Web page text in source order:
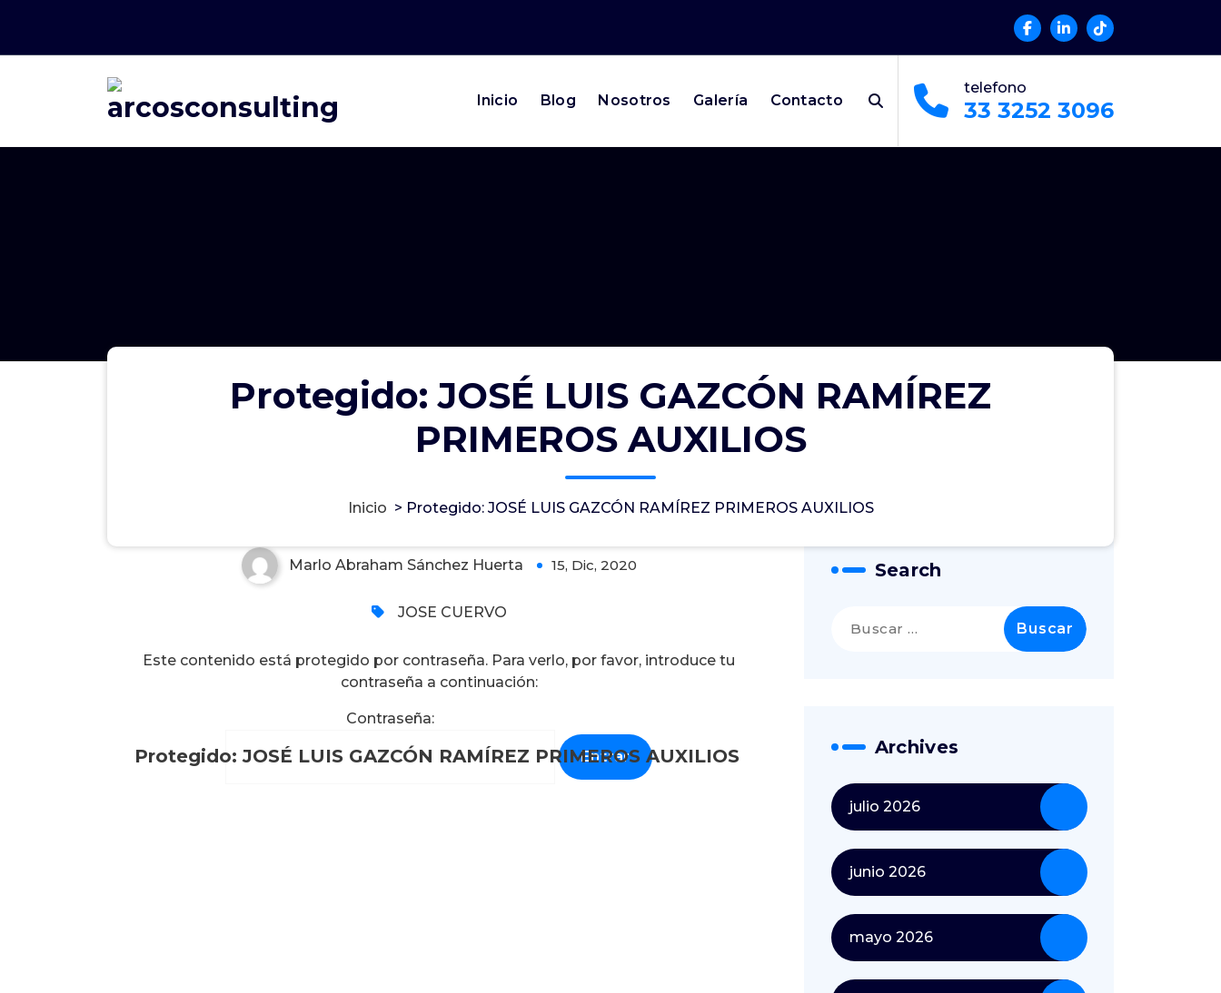
Inicio Blog Nosotros Galería Contacto
telefono
33 3252 3096
Protegido: JOSÉ LUIS GAZCÓN RAMÍREZ
PRIMEROS AUXILIOS
Inicio > Protegido: JOSÉ LUIS GAZCÓN RAMÍREZ PRIMEROS AUXILIOS
Protegido: JOSÉ LUIS GAZCÓN RAMÍREZ PRIMEROS AUXILIOS
Marlo Abraham Sánchez Huerta 15, Dic, 2020
JOSE CUERVO
Protegido: JOSÉ LUIS GAZCÓN RAMÍREZ PRIMEROS AUXILIOS
Este contenido está protegido por contraseña. Para verlo, por favor, introduce tu
contraseña a continuación:
Contraseña:
Search
Archives
julio 2026
junio 2026
mayo 2026